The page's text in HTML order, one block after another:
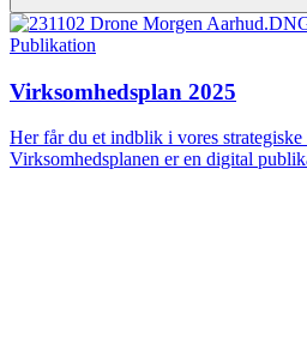
Publikation
Virksomhedsplan 2025
Her får du et indblik i vores
Virksomhedsplanen er en digital